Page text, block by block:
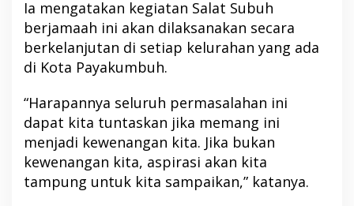
Ia mengatakan kegiatan Salat Subuh
berjamaah ini akan dilaksanakan secara
berkelanjutan di setiap kelurahan yang ada
di Kota Payakumbuh.
“Harapannya seluruh permasalahan ini
dapat kita tuntaskan jika memang ini
menjadi kewenangan kita. Jika bukan
kewenangan kita, aspirasi akan kita
tampung untuk kita sampaikan,” katanya.